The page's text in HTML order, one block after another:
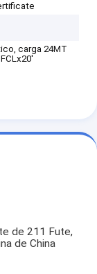
carga 24MT
de 211 Fute,
de China